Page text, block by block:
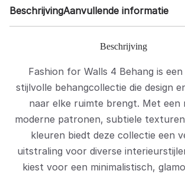
BeschrijvingAanvullende informatie
Beschrijving
Fashion for Walls 4 Behang is
stijlvolle behangcollectie die design
naar elke ruimte brengt. Met een
moderne patronen, subtiele
kleuren biedt deze collectie een
uitstraling voor diverse
kiest voor een minimalistisch,